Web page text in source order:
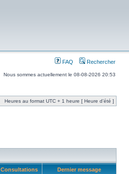
FAQ Rechercher
Nous sommes actuellement le 08-08-2026 20:53
Heures au format UTC + 1 heure [ Heure d’été ]
Consultations Dernier message